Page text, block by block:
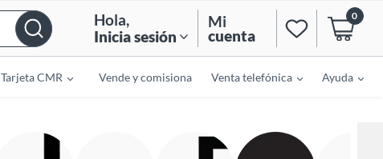
Hola,
Inicia sesión
Mi
cuenta
0
Tarjeta CMR Vende y comisiona Venta telefónica Ayuda